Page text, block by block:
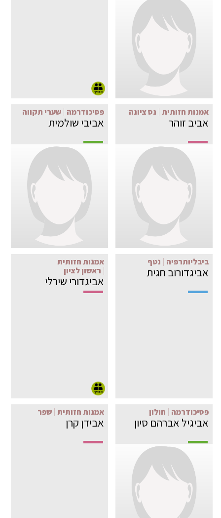
אמנות חזותית נס ציונה
אביב זוהר
פסיכודרמה שערי תקווה
אביבי שולמית
ביבליותרפיה נטף
אביגדורוב חגית
אמנות חזותית
ראשון לציון
אביגדורי שירלי
פסיכודרמה חולון
אביגיל אברהם סיון
אמנות חזותית שפר
אבידן קרן